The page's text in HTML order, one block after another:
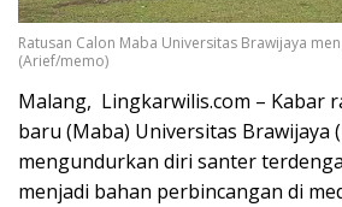
Ratusan Calon Maba Universitas Brawijaya
(Arief/memo)
Malang, Lingkarwilis.com – Kabar
baru (Maba) Universitas Brawijaya
mengundurkan diri santer
menjadi bahan perbincangan di